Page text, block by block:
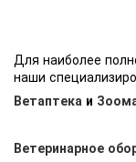
Для наиболее
наши
Ветаптека и
Ветеринарное